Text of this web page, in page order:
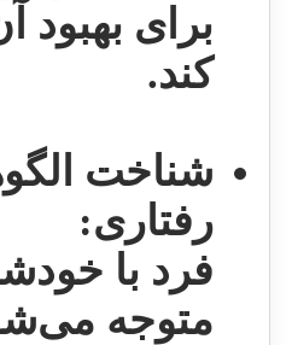
برای بهبود
کند.
شناخت
رفتاری:
فرد با
متوجه